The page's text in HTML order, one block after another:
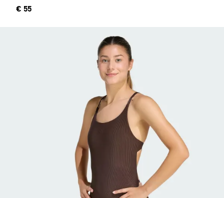
Price
€ 55